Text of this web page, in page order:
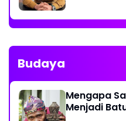
Budaya
Mengapa Saya
Menjadi